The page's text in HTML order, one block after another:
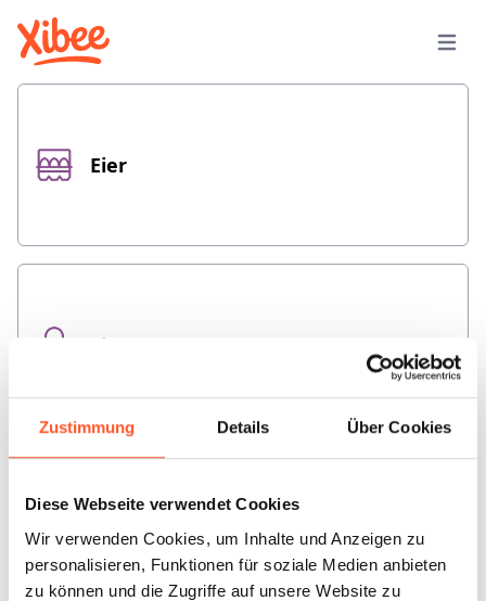
Zustimmung Details Über Cookies
Diese Webseite verwendet Cookies
Wir verwenden Cookies, um Inhalte und Anzeigen zu
personalisieren, Funktionen für soziale Medien anbieten
zu können und die Zugriffe auf unsere Website zu
Eier
Eis